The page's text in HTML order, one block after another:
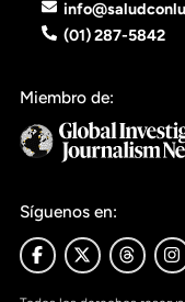
(01) 287-5842
Miembro de:
Síguenos en: